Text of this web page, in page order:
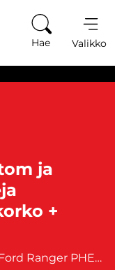
Hae Valikko
ja
+
Tarjous voimassa rajattuun erään Ford Ranger PHEV, Transit custom PHEV ja Transit connect PHEV -malleja.